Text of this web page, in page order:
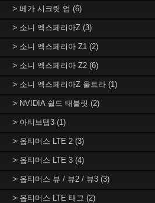
> 베가 시크릿 업 (6)
> 소니 엑스페리아Z (3)
> 소니 엑스페리아 Z1 (2)
> 소니 엑스페리아 Z2 (6)
> 소니 엑스페리아Z 울트라 (1)
> NVIDIA 쉴드 태블릿 (2)
> 아티브탭3 (1)
> 옵티머스 LTE 2 (3)
> 옵티머스 LTE 3 (4)
> 옵티머스 뷰 / 뷰2 / 뷰3 (3)
> 옵티머스 LTE 태그 (2)